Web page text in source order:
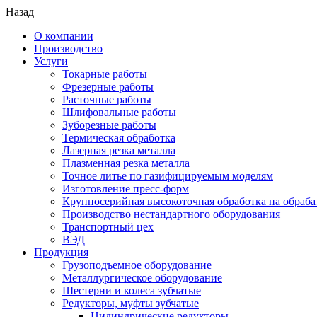
Назад
О компании
Производство
Услуги
Токарные работы
Фрезерные работы
Расточные работы
Шлифовальные работы
Зуборезные работы
Термическая обработка
Лазерная резка металла
Плазменная резка металла
Точное литье по газифицируемым моделям
Изготовление пресс-форм
Крупносерийная высокоточная обработка на
Производство нестандартного оборудования
Транспортный цех
ВЭД
Продукция
Грузоподъемное оборудование
Металлургическое оборудование
Шестерни и колеса зубчатые
Редукторы, муфты зубчатые